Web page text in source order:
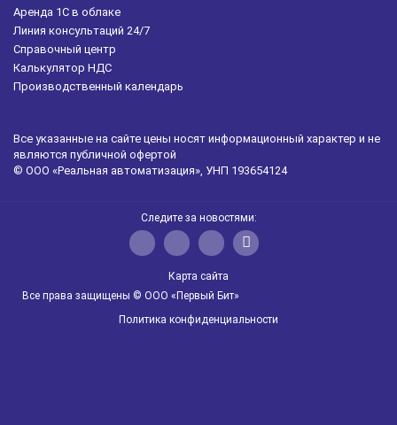
Аренда 1С в облаке
Линия консультаций 24/7
Справочный центр
Калькулятор НДС
Производственный календарь
Все указанные на сайте цены носят информационный характер и не
являются публичной офертой
© ООО «Реальная автоматизация», УНП 193654124
Следите за новостями:
Карта сайта
Все права защищены © ООО «Первый Бит»
Политика конфиденциальности